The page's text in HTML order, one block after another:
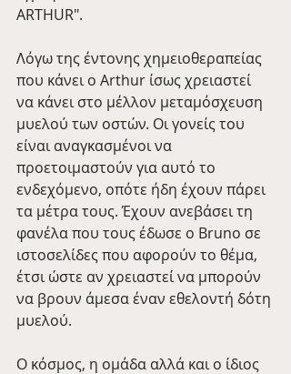
ARTHUR".
Λόγω της έντονης χημειοθεραπείας
που κάνει ο Arthur ίσως χρειαστεί
να κάνει στο μέλλον μεταμόσχευση
μυελού των οστών. Οι γονείς του
είναι αναγκασμένοι να
προετοιμαστούν για αυτό το
ενδεχόμενο, οπότε ήδη έχουν πάρει
τα μέτρα τους. Έχουν ανεβάσει τη
φανέλα που τους έδωσε ο Bruno σε
ιστοσελίδες που αφορούν το θέμα,
έτσι ώστε αν χρειαστεί να μπορούν
να βρουν άμεσα έναν εθελοντή δότη
μυελού.
Ο κόσμος, η ομάδα αλλά και ο ίδιος